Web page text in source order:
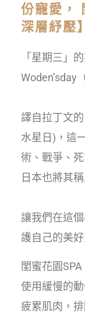
份寵愛，
深層紓壓】
「星期三」
Woden’sday
譯自拉丁文
水星日)，這
術、戰爭、
日本也將其
讓我們在這
護自己的美
閨蜜花園
使用緩慢的
疲累肌肉，